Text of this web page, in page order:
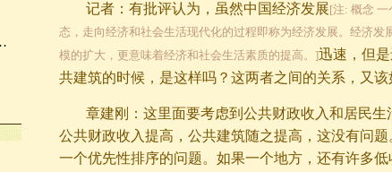
记者：有批评认为，虽然中国经济发展[注: 概念
态，走向经济和社会生活现代化的过程即称为经济发展。经济发
模的扩大，更意味着经济和社会生活素质的提高。]迅速，但
共建筑的时候，是这样吗？这两者之间的关系，又该
章建刚：这里面要考虑到公共财政收入和居民生
公共财政收入提高，公共建筑随之提高，这没有问
一个优先性排序的问题。如果一个地方，还有许多